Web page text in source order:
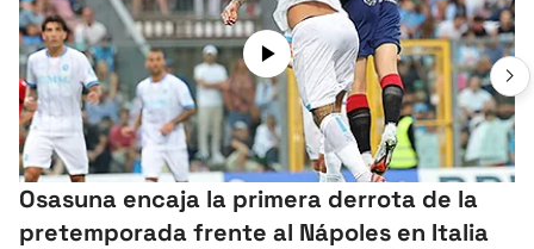
Osasuna encaja la primera derrota de la
pretemporada frente al Nápoles en Italia